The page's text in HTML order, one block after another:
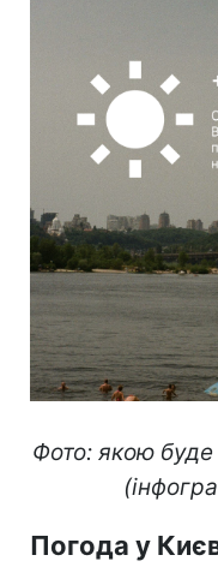
Фото: якою буде
Погода у